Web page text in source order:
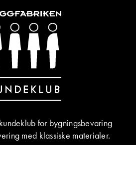
for bygningsbevaring
med klassiske materialer.